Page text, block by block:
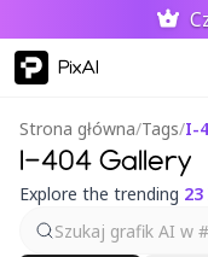
PixAI
Strona główna/Tags/I-
I-404 Gallery
Explore the trending 23